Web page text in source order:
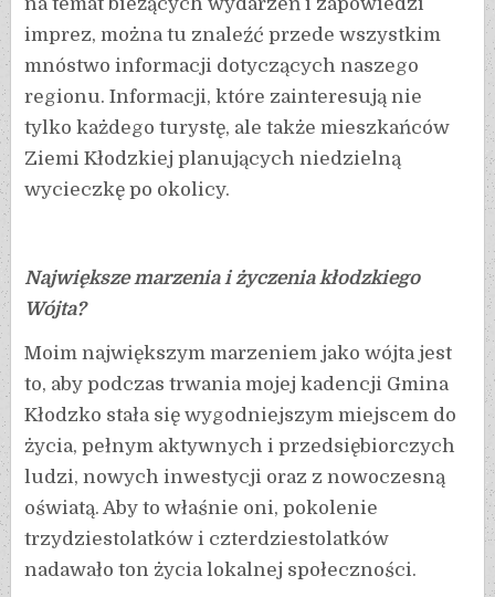
imprez, można tu znaleźć przede wszystkim
mnóstwo informacji dotyczących naszego
regionu. Informacji, które zainteresują nie
tylko każdego turystę, ale także mieszkańców
Ziemi Kłodzkiej planujących niedzielną
wycieczkę po okolicy.
Największe marzenia i życzenia kłodzkiego
Wójta?
Moim największym marzeniem jako wójta jest
to, aby podczas trwania mojej kadencji Gmina
Kłodzko stała się wygodniejszym miejscem do
życia, pełnym aktywnych i przedsiębiorczych
ludzi, nowych inwestycji oraz z nowoczesną
oświatą. Aby to właśnie oni, pokolenie
trzydziestolatków i czterdziestolatków
nadawało ton życia lokalnej społeczności.